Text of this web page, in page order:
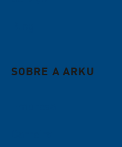
SOBRE A ARKU